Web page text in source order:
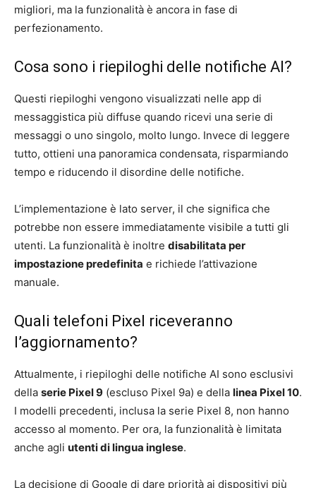
migliori, ma la funzionalità è ancora in fase di
perfezionamento.
Cosa sono i riepiloghi delle notifiche AI?
Questi riepiloghi vengono visualizzati nelle app di
messaggistica più diffuse quando ricevi una serie di
messaggi o uno singolo, molto lungo. Invece di leggere
tutto, ottieni una panoramica condensata, risparmiando
tempo e riducendo il disordine delle notifiche.
L’implementazione è lato server, il che significa che
potrebbe non essere immediatamente visibile a tutti gli
utenti. La funzionalità è inoltre disabilitata per
impostazione predefinita e richiede l’attivazione
manuale.
Quali telefoni Pixel riceveranno
l’aggiornamento?
Attualmente, i riepiloghi delle notifiche AI ​​sono esclusivi
della serie Pixel 9 (escluso Pixel 9a) e della linea Pixel 10.
I modelli precedenti, inclusa la serie Pixel 8, non hanno
accesso al momento. Per ora, la funzionalità è limitata
anche agli utenti di lingua inglese.
La decisione di Google di dare priorità ai dispositivi più